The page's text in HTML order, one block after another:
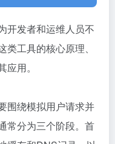
开发者和运维人员不
工具的核心原理、
用。
围绕模拟用户请求并
常分为三个阶段。首